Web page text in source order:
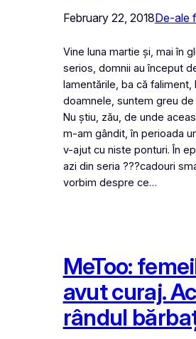
February 22, 2018De-ale
Vine luna martie și, mai în
serios, domnii au început
lamentările, ba că faliment,
doamnele, suntem greu
Nu știu, zău, de unde
m-am gândit, în perioada
v-ajut cu niste ponturi. În
azi din seria ???cadouri
vorbim despre ce…
MeToo:
avut curaj.
rândul